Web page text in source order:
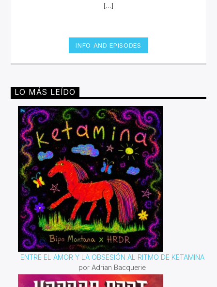
[...]
INFO AND EPISODES
LO MÁS LEÍDO
ENTRE EL AMOR Y LA OBSESIÓN AL RITMO DE KETAMINA
por Adrian Bacquerie